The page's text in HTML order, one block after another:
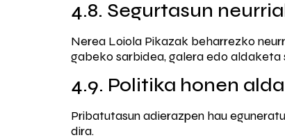
4.8. Segurtasun
Nerea Loiola Pikazak beharrezko
gabeko sarbidea, galera edo aldaketa
4.9. Politika honen
Pribatutasun adierazpen hau
dira.